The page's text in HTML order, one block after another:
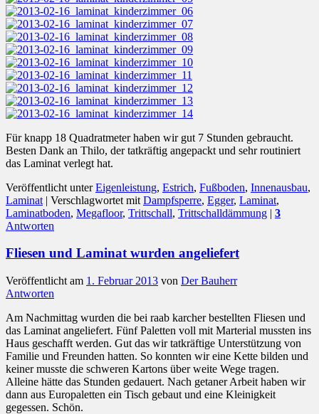
Für knapp 18 Quadratmeter haben wir gut 7 Stunden gebraucht.
Besten Dank an Thilo, der tatkräftig angepackt und sehr routiniert
das Laminat verlegt hat.
Veröffentlicht unter Eigenleistung, Estrich, Fußboden, Innenausbau,
Laminat | Verschlagwortet mit Dampfsperre, Egger, Laminat,
Laminatboden, Megafloor, Trittschall, Trittschalldämmung | 3
Antworten
Fliesen und Laminat wurden angeliefert
Veröffentlicht am 1. Februar 2013 von Der Bauherr
Antworten
Am Nachmittag wurden die bei raab karcher bestellten Fliesen und
das Laminat angeliefert. Fünf Paletten voll mit Marterial mussten ins
Haus geschafft werden. Gut das wir tatkräftige Unterstützung von
Familie und Freunden hatten. So konnten wir eine Kette bilden und
keiner musste die schweren Kartons über weite Wege tragen.
Alleine hätte das Stunden gedauert. Nach getaner Arbeit haben wir
dann aus Europaletten ein Tisch gebaut und eine Kleinigkeit
gegessen. Schön.